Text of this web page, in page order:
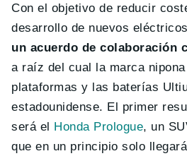
Con el objetivo de reducir
desarrollo de nuevos
un acuerdo de colaboración
a raíz del cual la marca
plataformas y las baterías
estadounidense. El primer
será el Honda Prologue, un
que en un principio solo